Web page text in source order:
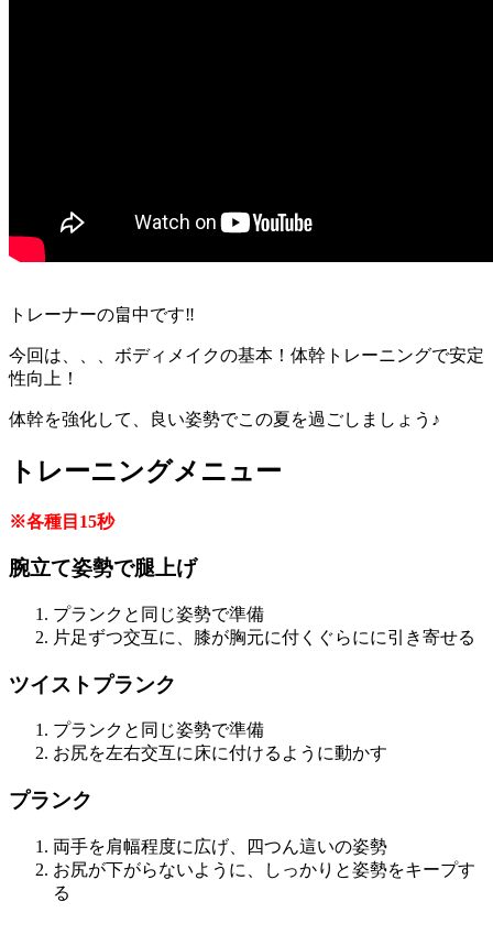
トレーナーの畠中です‼
今回は、、、ボディメイクの基本！体幹トレーニングで安定
性向上！
体幹を強化して、良い姿勢でこの夏を過ごしましょう♪
トレーニングメニュー
※各種目15秒
腕立て姿勢で腿上げ
プランクと同じ姿勢で準備
片足ずつ交互に、膝が胸元に付くぐらにに引き寄せる
ツイストプランク
プランクと同じ姿勢で準備
お尻を左右交互に床に付けるように動かす
プランク
両手を肩幅程度に広げ、四つん這いの姿勢
お尻が下がらないように、しっかりと姿勢をキープす
る